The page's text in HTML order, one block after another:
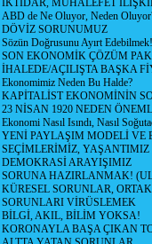
İKTİDAR, MUHALEFET
ABD de Ne Oluyor, Neden
DÖVİZ SORUNUMUZ
Sözün Doğrusunu Ayırt Edebilmek!
SON EKONOMİK ÇÖZÜM
İHALEDE/AÇILIŞTA BAŞKA
Ekonomimiz Neden Bu Halde?
KAPİTALİST EKONOMİNİN
23 NİSAN 1920 NEDEN
Ekonomi Nasıl Isındı, Nasıl
YENİ PAYLAŞIM MODELİ VE
SEÇİMLERİMİZ, YAŞANTIMIZ
DEMOKRASİ ARAYIŞIMIZ
SORUNA HAZIRLANMAK!
KÜRESEL SORUNLAR,
SORUNLARI VİRÜSLEMEK
BİLGİ, AKIL, BİLİM YOKSA!
KORONAYLA BAŞA ÇIKAN